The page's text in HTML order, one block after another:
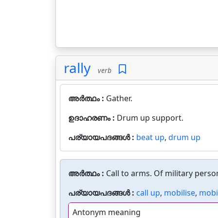
rally verb
അർത്ഥം : Gather.
ഉദാഹരണം : Drum up support.
പര്യായപദങ്ങൾ : beat up, drum up
അർത്ഥം : Call to arms. Of military
പര്യായപദങ്ങൾ : call up, mobilise,
Antonym meaning